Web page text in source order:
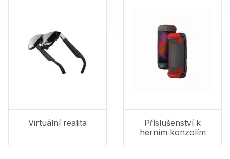
Virtuální realita
Příslušenství k
herním konzolím